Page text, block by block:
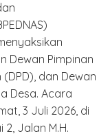
Dewan Pimpinan
dan Dewan
Desa. Acara
3 Juli 2026, di
Jalan M.H.